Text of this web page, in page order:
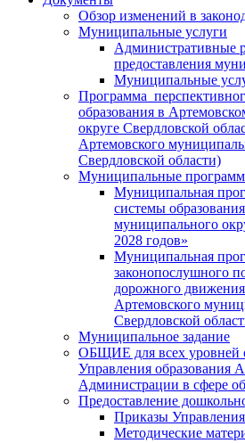
Обзор изменений в
Муниципальные услуги
Административные
предоставления
Муниципальные
Программа
образования в
округе Свердловской
Артемовского
Свердловской области)
Муниципальные
Муниципальная
системы
муниципального
2028 годов»
Муниципальная
законопослушного
дорожного
Артемовского
Свердловской
Муниципальное задание
ОБЩИЕ для всех уровней
Управления образования
Администрации в сфере
Предоставление
Приказы
Методические